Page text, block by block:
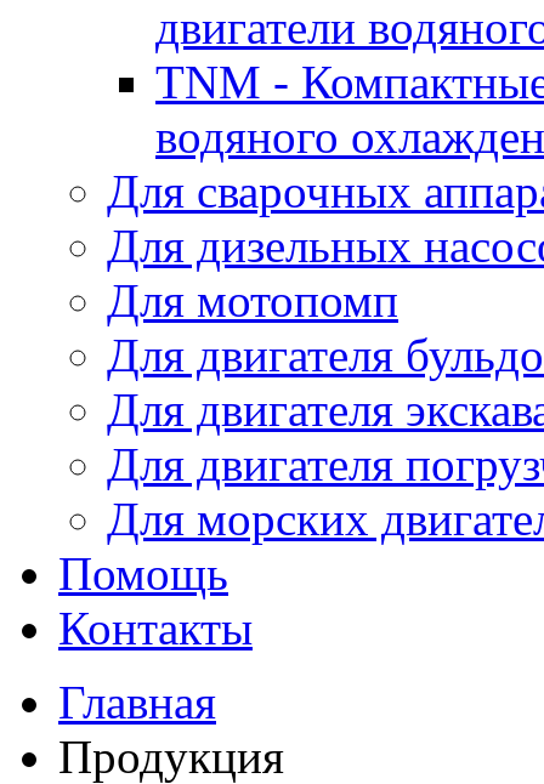
двигатели
TNM -
водяного
Для сварочных
Для дизельных
Для мотопомп
Для двигателя
Для двигателя
Для двигателя
Для морских
Помощь
Контакты
Главная
Продукция